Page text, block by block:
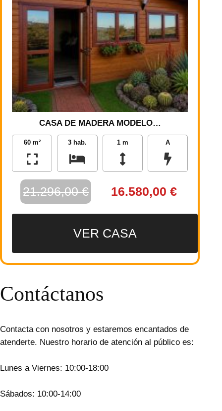
CASA DE MADERA MODELO…
60 m² 3 hab. 1 m A
21.296,00 € 16.580,00 €
VER CASA
Contáctanos
Contacta con nosotros y estaremos encantados de
atenderte. Nuestro horario de atención al público es:
Lunes a Viernes: 10:00-18:00
Sábados: 10:00-14:00